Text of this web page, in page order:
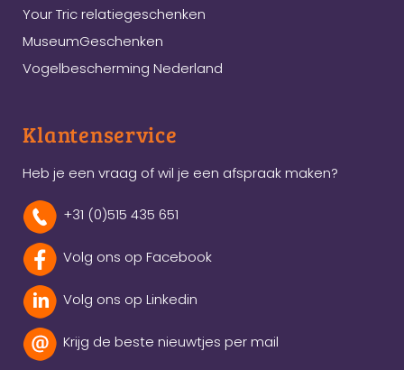
Your Tric relatiegeschenken
MuseumGeschenken
Vogelbescherming Nederland
Klantenservice
Heb je een vraag of wil je een afspraak maken?
+31 (0)515 435 651
Volg ons op Facebook
Volg ons op Linkedin
Krijg de beste nieuwtjes per mail